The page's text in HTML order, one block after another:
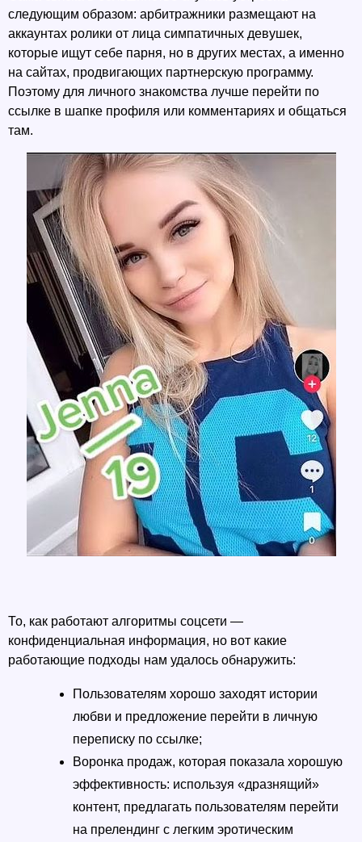
следующим образом: арбитражники размещают на
аккаунтах ролики от лица симпатичных девушек,
которые ищут себе парня, но в других местах, а именно
на сайтах, продвигающих партнерскую программу.
Поэтому для личного знакомства лучше перейти по
ссылке в шапке профиля или комментариях и общаться
там.
То, как работают алгоритмы соцсети —
конфиденциальная информация, но вот какие
работающие подходы нам удалось обнаружить:
Пользователям хорошо заходят истории
любви и предложение перейти в личную
переписку по ссылке;
Воронка продаж, которая показала хорошую
эффективность: используя «дразнящий»
контент, предлагать пользователям перейти
на прелендинг с легким эротическим